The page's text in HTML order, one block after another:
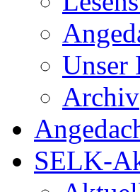
Unser
Archiv
SELK-